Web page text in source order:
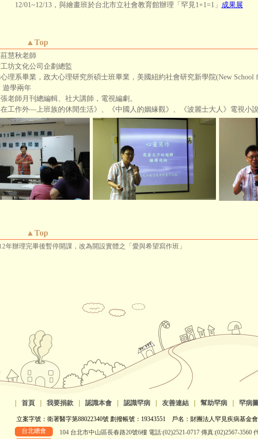
01~12/13，與繪畫班於台北市立社會教育館辦理「罕見1+1=1」 成果展
介 ▲Top
莊慧秋老師
坊文化公司企劃總監
理系畢業，政大心理研究所碩士班畢業，美國紐約社會研究新學院(New School
遊學兩年
老師月刊總編輯、社大講師，電視編劇。
在工作外—上班族的休閒生活》、《中國人的姻緣觀》、《波麗士大人》電視小
式 ▲Top
年辦理完畢後暫停開課，改為開設實體之「愛與希望寫作班」
首頁 我要捐款 認識本會 認識罕病 友善連結 幫助罕病 罕病
立案字號：衛署醫字第88022340號 劃撥帳號：19343551 戶名：財團法人罕見疾病基金
台北總會
104 台北市中山區長春路20號6樓 電話:(02)2521-0717 傳真:(02)2567-3560